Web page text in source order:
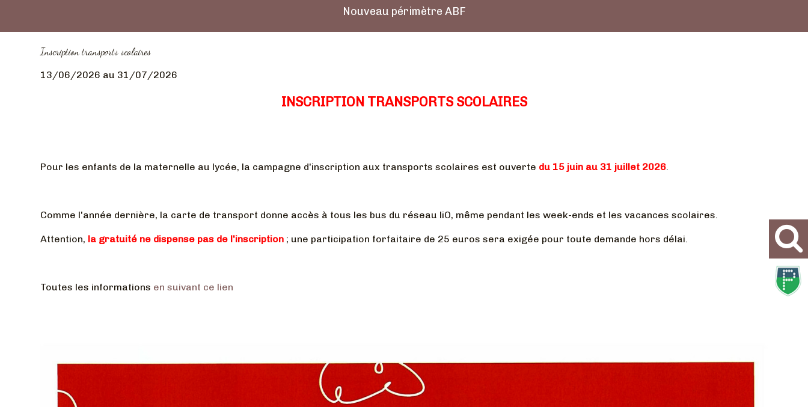
Orage du 14 août 2023
Nouveau périmètre ABF
Inscription transports scolaires
13/06/2026 au 31/07/2026
INSCRIPTION TRANSPORTS SCOLAIRES
Pour les enfants de la maternelle au lycée, la campagne d'inscription aux transports scolaires est ouverte du 15 juin au 31 juillet 2026.
Comme l'année dernière, la carte de transport donne accès à tous les bus du réseau liO, même pendant les week-ends et les vacances scolaires.
Attention, la gratuité ne dispense pas de l'inscription ; une participation forfaitaire de 25 euros sera exigée pour toute demande hors délai.
Toutes les informations en suivant ce lien